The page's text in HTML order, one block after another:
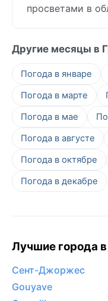
просветами в
Другие месяцы в
Погода в январе
Погода в марте
Погода в мае
Погода в августе
Погода в октябре
Погода в декабре
Лучшие города
Сент-Джоржес
Gouyave